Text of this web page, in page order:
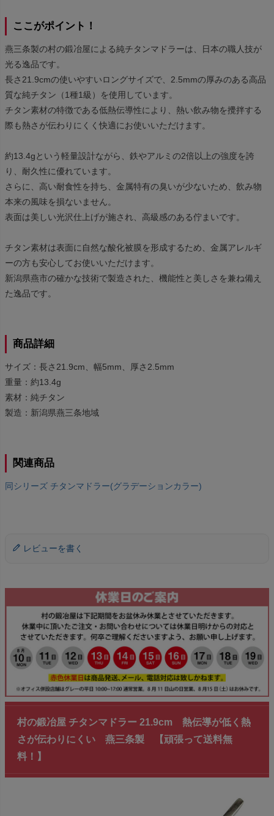
ここがポイント！
燕三条製の村の鍛冶屋による純チタンマドラーは、日本の職人技が
光る逸品です。
長さ21.9cmの使いやすいロングサイズで、2.5mmの厚みのある高品
質な純チタン（1種1級）を使用しています。
チタン素材の特徴である低熱伝導性により、熱い飲み物を攪拌する
際も熱さが伝わりにくく快適にお使いいただけます。
約13.4gという軽量設計ながら、鉄やアルミの2倍以上の強度を誇
り、耐久性に優れています。
さらに、高い耐食性を持ち、金属特有の臭いが少ないため、飲み物
本来の風味を損ないません。
表面は美しい光沢仕上げが施され、高級感のある佇まいです。
チタン素材は表面に自然な酸化被膜を形成するため、金属アレルギ
ーの方も安心してお使いいただけます。
新潟県燕市の確かな技術で製造された、機能性と美しさを兼ね備え
た逸品です。
商品詳細
サイズ：長さ21.9cm、幅5mm、厚さ2.5mm
重量：約13.4g
素材：純チタン
製造：新潟県燕三条地域
関連商品
同シリーズ チタンマドラー(グラデーションカラー)
レビューを書く
村の鍛冶屋 チタンマドラー 21.9cm 熱伝導が低く熱
さが伝わりにくい 燕三条製 【頑張って送料無
料！】